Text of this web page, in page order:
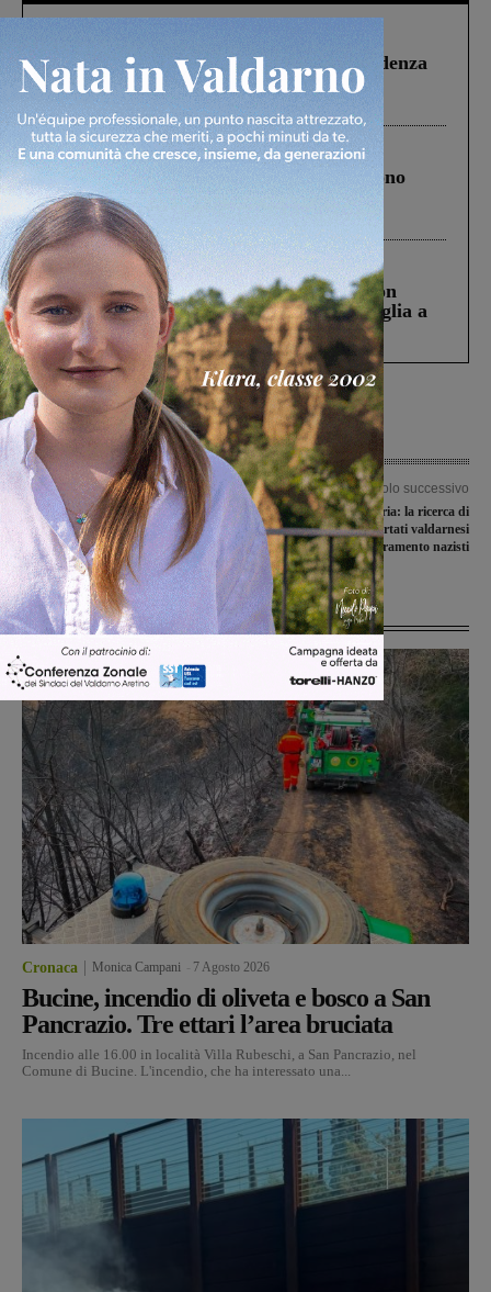
Piscina di Figline finanziata oltre la scadenza
Pnrr, il gruppo di Fratelli d’Italia: “Un
ringraziamento al Governo”
Cronaca 4 Agosto 2026
Un anno fa la strage in A1 in cui morirono
Gianni, Giulia e Franco. Lo schianto, il
processo, lo stop ai sorpassi fra tir....
Cronaca 3 Agosto 2026
Scomparso da una struttura di Castiglion
Fiorentino l’uomo che aveva ucciso la figlia a
Levane nel 2020
Articolo precedente
Il pallone cambia orario, da domenica
il fischio d’inizio sarà alle 15 ma non
per tutti
Articolo successivo
Giorno della Memoria: la ricerca di
Antonio Losi sui deportati valdarnesi
nei campi di concentramento nazisti
Ultime Notizie
Cronaca Monica Campani 7 Agosto 2026
Bucine, incendio di oliveta e bosco a San
Pancrazio. Tre ettari l’area bruciata
Incendio alle 16.00 in località Villa Rubeschi, a San Pancrazio, nel
Comune di Bucine. L'incendio, che ha interessato una...